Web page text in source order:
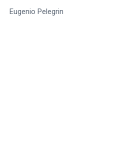
Eugenio Pelegrin